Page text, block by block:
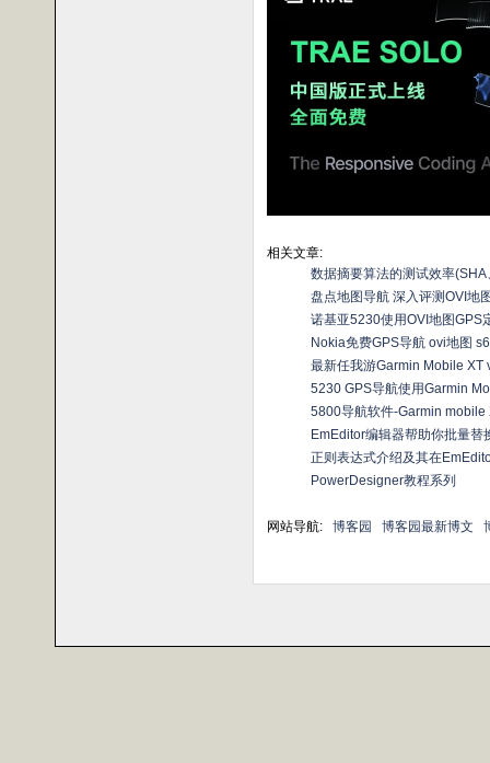
相关文章:
数据摘要算法的测试效率
盘点地图导航 深入评测OVI地
诺基亚5230使用OVI地图GPS
Nokia免费GPS导航 ovi地图
最新任我游Garmin Mobile XT
5230 GPS导航使用Garmin
5800导航软件-Garmin mobile
EmEditor编辑器帮助你批量替
正则表达式介绍及其在
PowerDesigner教程系列
网站导航: 博客园 博客园最新博文